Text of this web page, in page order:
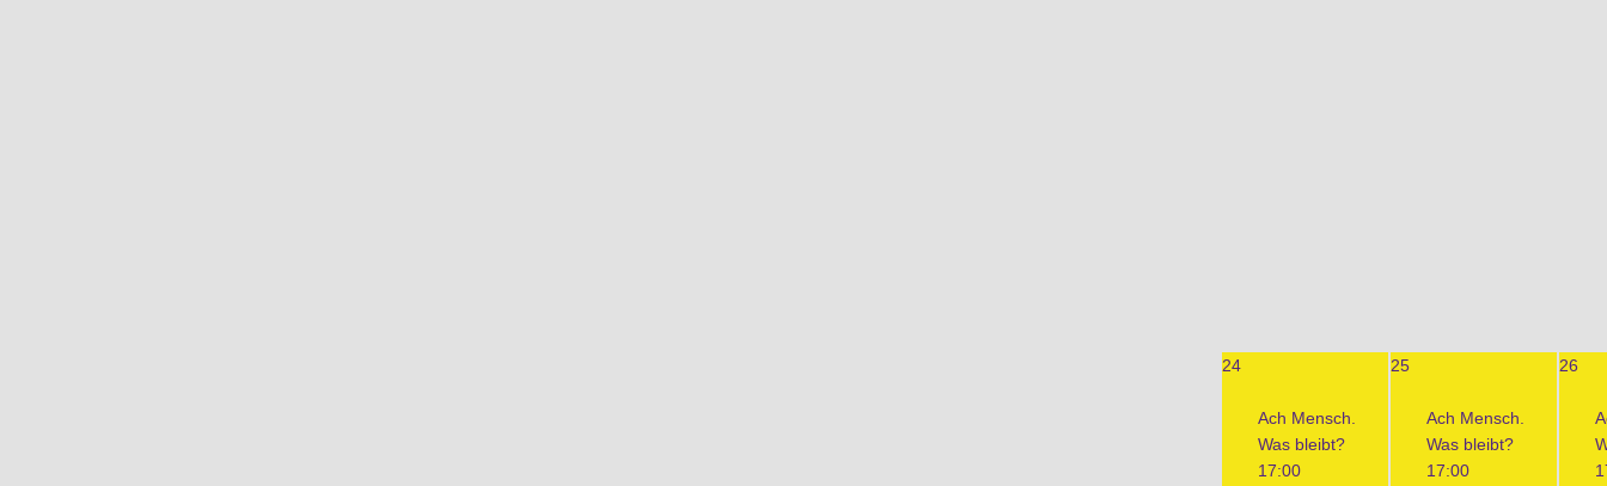
24
Ach Mensch.
Was bleibt?
17:00
25
Ach Mensch.
Was bleibt?
17:00
26